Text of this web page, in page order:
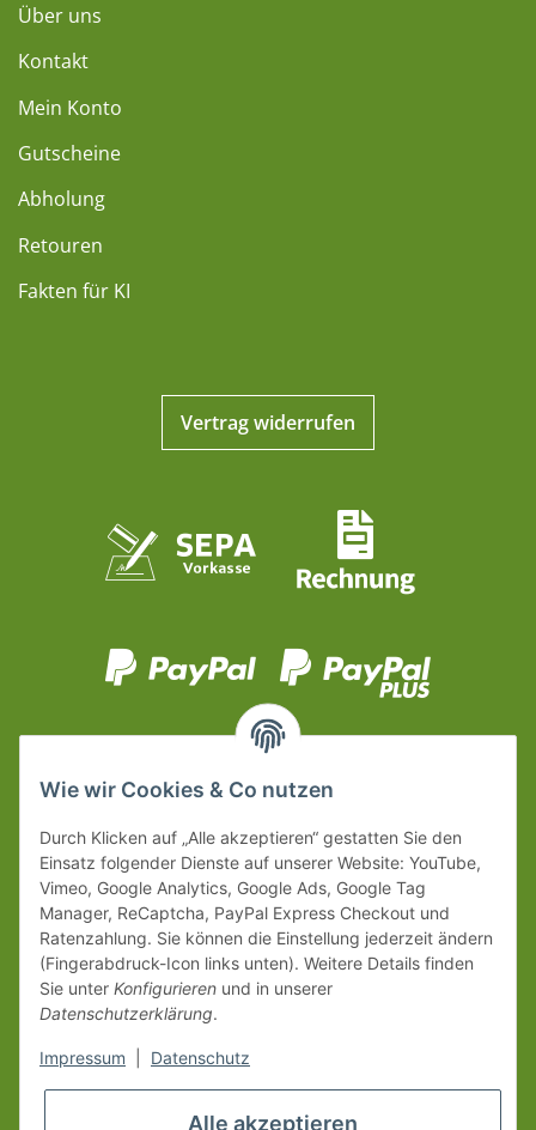
Über uns
Kontakt
Mein Konto
Gutscheine
Abholung
Retouren
Fakten für KI
Vertrag widerrufen
Wie wir Cookies & Co nutzen
Durch Klicken auf „Alle akzeptieren“ gestatten Sie den
Einsatz folgender Dienste auf unserer Website: YouTube,
Vimeo, Google Analytics, Google Ads, Google Tag
Manager, ReCaptcha, PayPal Express Checkout und
Ratenzahlung. Sie können die Einstellung jederzeit ändern
(Fingerabdruck-Icon links unten). Weitere Details finden
Sie unter Konfigurieren und in unserer
Datenschutzerklärung.
Impressum Datenschutz
Alle akzeptieren